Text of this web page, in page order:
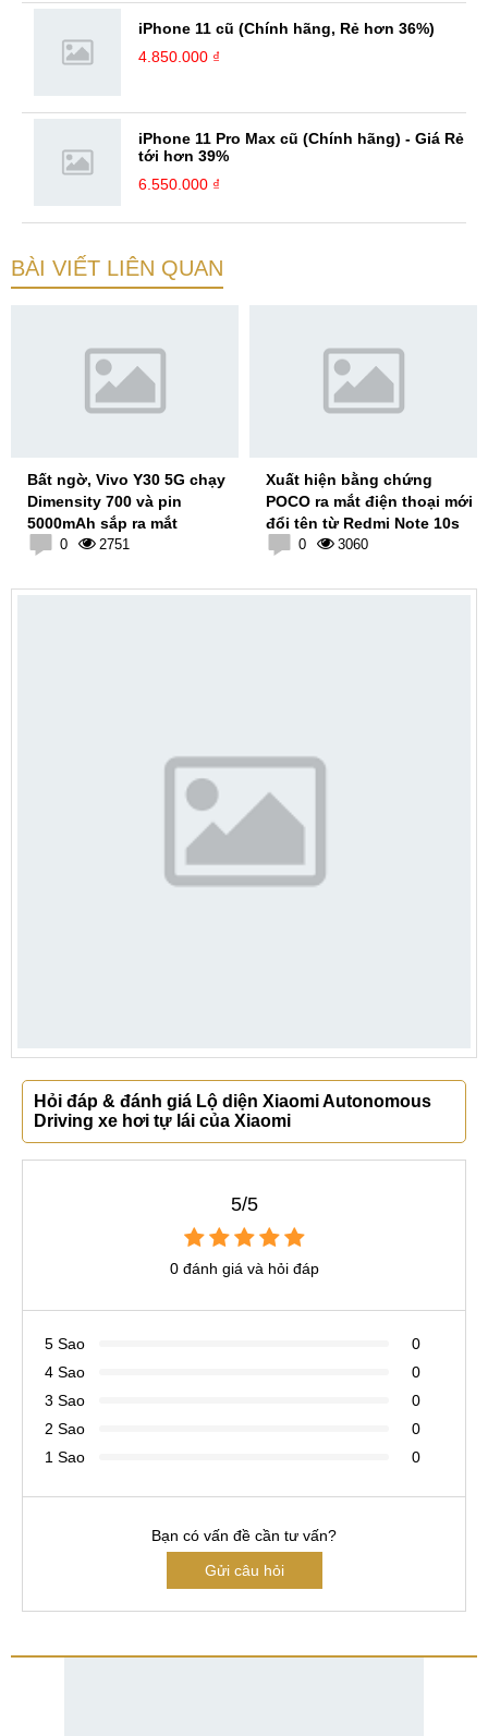
iPhone 11 cũ (Chính hãng, Rẻ hơn 36%)
4.850.000 ₫
iPhone 11 Pro Max cũ (Chính hãng) - Giá Rẻ
tới hơn 39%
6.550.000 ₫
BÀI VIẾT LIÊN QUAN
Bất ngờ, Vivo Y30 5G chạy
Dimensity 700 và pin
5000mAh sắp ra mắt
0 2751
Xuất hiện bằng chứng
POCO ra mắt điện thoại mới
đổi tên từ Redmi Note 10s
0 3060
Hỏi đáp & đánh giá Lộ diện Xiaomi Autonomous
Driving xe hơi tự lái của Xiaomi
5/5
0 đánh giá và hỏi đáp
5 Sao
0
4 Sao
0
3 Sao
0
2 Sao
0
1 Sao
0
Bạn có vấn đề cần tư vấn?
Gửi câu hỏi